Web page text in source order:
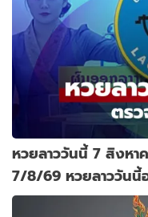
หวยลาววันนี้ 7 สิงหา
7/8/69 หวยลาววันนี้